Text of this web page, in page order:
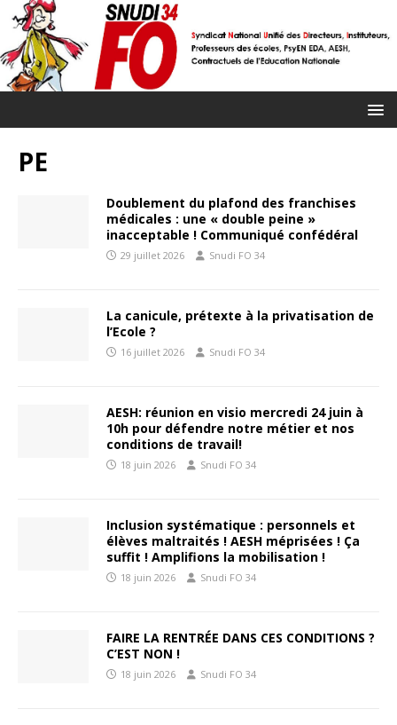
PE
Doublement du plafond des franchises
médicales : une « double peine »
inacceptable ! Communiqué confédéral
29 juillet 2026 Snudi FO 34
La canicule, prétexte à la privatisation de
l’Ecole ?
16 juillet 2026 Snudi FO 34
AESH: réunion en visio mercredi 24 juin à
10h pour défendre notre métier et nos
conditions de travail!
18 juin 2026 Snudi FO 34
Inclusion systématique : personnels et
élèves maltraités ! AESH méprisées ! Ça
suffit ! Amplifions la mobilisation !
18 juin 2026 Snudi FO 34
FAIRE LA RENTRÉE DANS CES CONDITIONS ?
C’EST NON !
18 juin 2026 Snudi FO 34